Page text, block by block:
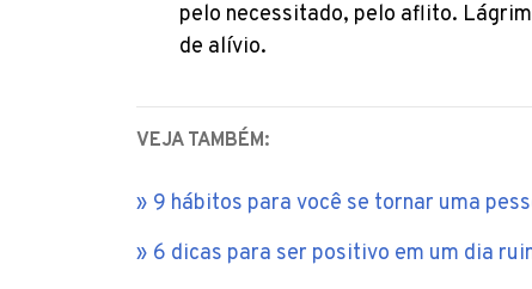
pelo necessitado, pelo aflito.
de alívio.
VEJA TAMBÉM:
9 hábitos para você se tornar uma
6 dicas para ser positivo em um dia